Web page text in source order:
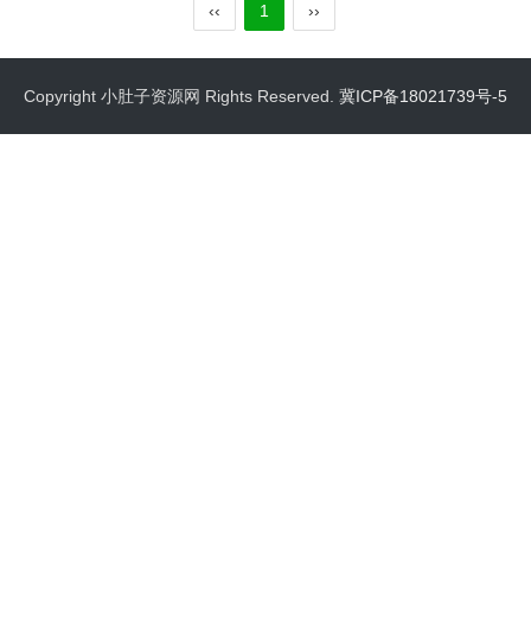
景，描写了阐教、截教诸仙斗智斗勇、破阵斩将封神
3...
‹‹ 1 ››
Copyright 小肚子资源网 Rights Reserved. 冀ICP备18021739号-5